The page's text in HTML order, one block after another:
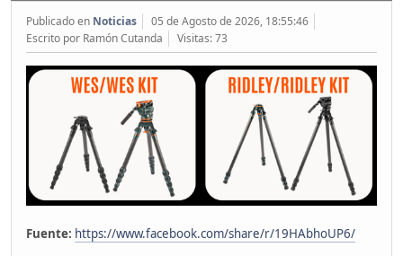
Publicado en Noticias
05 de Agosto de 2026, 18:55:46
Escrito por Ramón Cutanda
Visitas: 73
Fuente: https://www.facebook.com/share/r/19HAbhoUP6/